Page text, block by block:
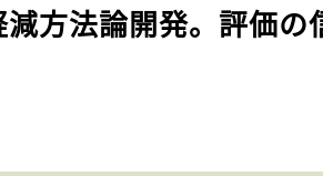
方法論開発。評価の